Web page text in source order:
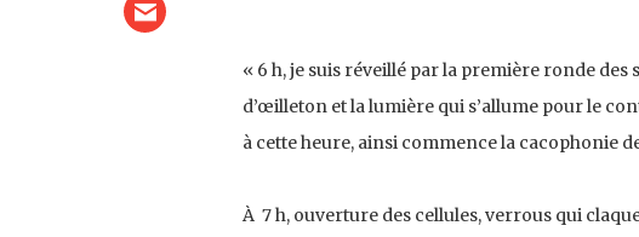
« 6 h, je suis réveillé par la première ronde
d’œilleton et la lumière qui s’allume pour le
à cette heure, ainsi commence la cacophonie
À 7 h, ouverture des cellules, verrous qui